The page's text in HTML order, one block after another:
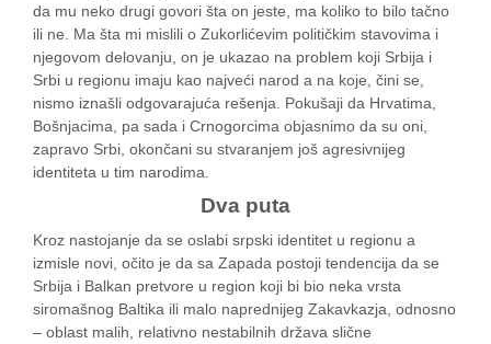
da mu neko drugi govori šta on jeste, ma koliko to bilo tačno
ili ne. Ma šta mi mislili o Zukorlićevim političkim stavovima i
njegovom delovanju, on je ukazao na problem koji Srbija i
Srbi u regionu imaju kao najveći narod a na koje, čini se,
nismo iznašli odgovarajuća rešenja. Pokušaji da Hrvatima,
Bošnjacima, pa sada i Crnogorcima objasnimo da su oni,
zapravo Srbi, okončani su stvaranjem još agresivnijeg
identiteta u tim narodima.
Dva puta
Kroz nastojanje da se oslabi srpski identitet u regionu a
izmisle novi, očito je da sa Zapada postoji tendencija da se
Srbija i Balkan pretvore u region koji bi bio neka vrsta
siromašnog Baltika ili malo naprednijeg Zakavkazja, odnosno
– oblast malih, relativno nestabilnih država slične